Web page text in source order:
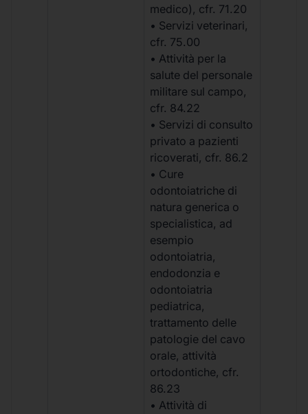
medico), cfr. 71.20
• Servizi veterinari,
cfr. 75.00
• Attività per la
salute del personale
militare sul campo,
cfr. 84.22
• Servizi di consulto
privato a pazienti
ricoverati, cfr. 86.2
• Cure
odontoiatriche di
natura generica o
specialistica, ad
esempio
odontoiatria,
endodonzia e
odontoiatria
pediatrica,
trattamento delle
patologie del cavo
orale, attività
ortodontiche, cfr.
86.23
• Attività di